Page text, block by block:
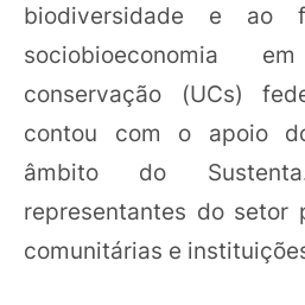
biodiversidade e ao
sociobioeconomia
conservação (UCs)
contou com o apoio
âmbito do
representantes do setor
comunitárias e